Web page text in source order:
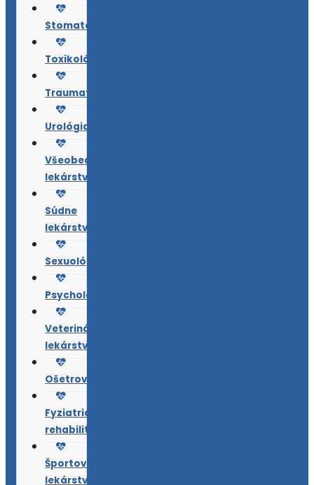
Stomatológia
Toxikológia
Traumatológia
Urológia
Všeobecné
lekárstvo
Súdne
lekárstvo
Sexuológia
Psychológia
Veterinárne
lekárstvo
Ošetrovateľstvo
Fyziatria,
rehabilitácia
Športové
lekárstvo